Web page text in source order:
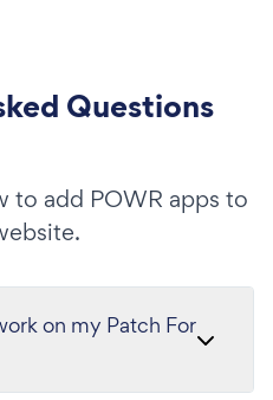
Questions
to add POWR apps to
on my Patch For